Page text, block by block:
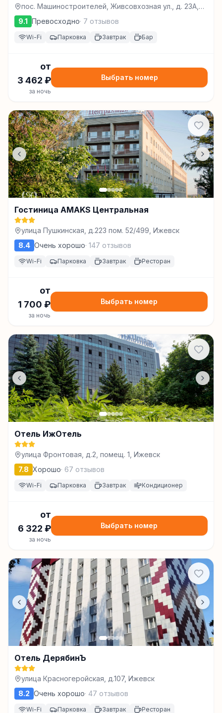
пос. Машиностроителей, Живсовхозная ул., д. 23А,
Ижевск
9.1 Превосходно· 7 отзывов
Wi-Fi Парковка Завтрак Бар
от
3 462 ₽
за ночь
Выбрать номер
Гостиница AMAKS Центральная
улица Пушкинская, д.223 пом. 52/499, Ижевск
8.4 Очень хорошо· 147 отзывов
Wi-Fi Парковка Завтрак Ресторан
от
1 700 ₽
за ночь
Выбрать номер
Отель ИжОтель
улица Фронтовая, д.2, помещ. 1, Ижевск
7.8 Хорошо· 67 отзывов
Wi-Fi Парковка Завтрак Кондиционер
от
6 322 ₽
за ночь
Выбрать номер
Отель ДерябинЪ
улица Красногеройская, д.107, Ижевск
8.2 Очень хорошо· 47 отзывов
Wi-Fi Парковка Завтрак Ресторан